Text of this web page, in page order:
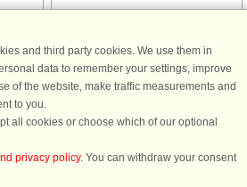
Bisserup Strand. Es verfügt über drei
komfortable Schlafzimmer und ein
Badezimmer mit Whirlpool und
Einrichtung ...
van € 1.301
and third party cookies. We use them in
data to remember your settings, improve
of the website, make traffic measurements and
to you.
all cookies or choose which of our optional
privacy policy. You can withdraw your consent